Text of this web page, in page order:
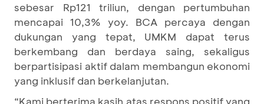
sebesar Rp121 triliun, dengan pertumbuhan
mencapai 10,3% yoy. BCA percaya dengan
dukungan yang tepat, UMKM dapat terus
berkembang dan berdaya saing, sekaligus
berpartisipasi aktif dalam membangun ekonomi
yang inklusif dan berkelanjutan.
“Kami berterima kasih atas respons positif yang